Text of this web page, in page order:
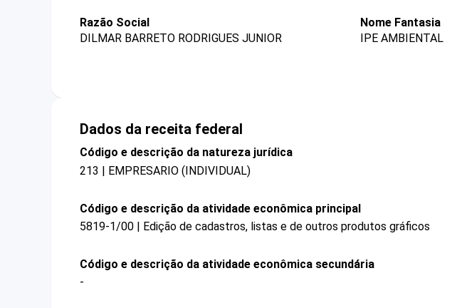
Razão Social
DILMAR BARRETO RODRIGUES JUNIOR
Nome Fantasia
IPE AMBIENTAL
Dados da receita federal
Código e descrição da natureza jurídica
213 | EMPRESARIO (INDIVIDUAL)
Código e descrição da atividade econômica principal
5819-1/00 | Edição de cadastros, listas e de outros produtos gráficos
Código e descrição da atividade econômica secundária
-